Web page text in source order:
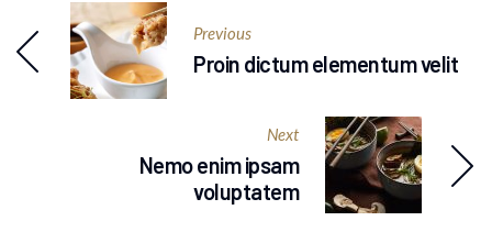
Previous
Proin dictum elementum velit
Next
Nemo enim ipsam
voluptatem